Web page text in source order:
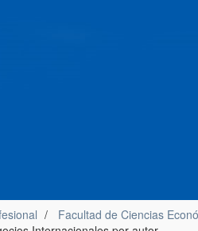
Facultad de Ciencias